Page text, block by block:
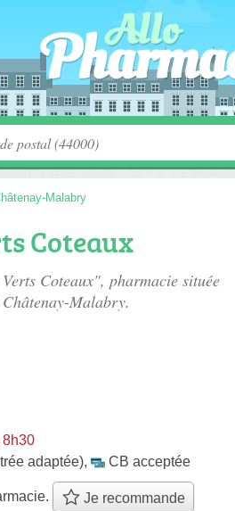
Malabry
Coteaux
Coteaux", pharmacie située
Malabry.
8h30
adaptée), CB acceptée
Je recommande